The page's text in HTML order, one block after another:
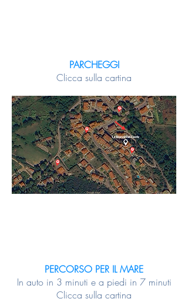
PARCHEGGI
Clicca sulla cartina
PERCORSO PER IL MARE
In auto in 3 minuti e a piedi in 7 minuti
Clicca sulla cartina